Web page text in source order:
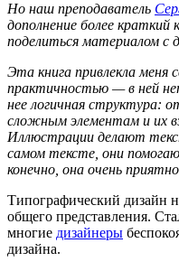
Но наш преподаватель
дополнение более
поделиться материалом с
Эта книга привлекла меня
практичностью — в ней
нее логичная структура:
сложным элементам и их
Иллюстрации делают
самом тексте, они
конечно, она очень
Типографический дизайн
общего представления.
многие дизайнеры
дизайна.